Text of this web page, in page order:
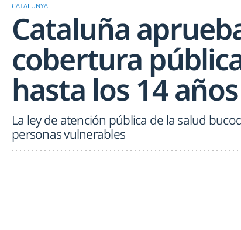
CATALUNYA
Cataluña
cobertura
hasta los 14 años
La ley de atención pública de la salud
personas vulnerables